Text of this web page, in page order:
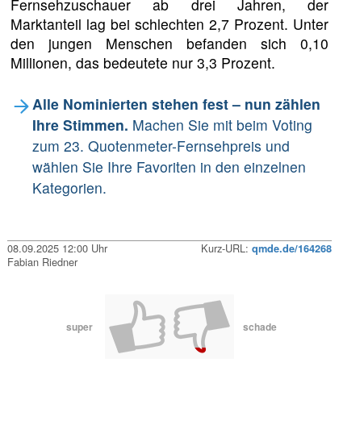
Fernsehzuschauer ab drei Jahren, der
Marktanteil lag bei schlechten 2,7 Prozent. Unter
den jungen Menschen befanden sich 0,10
Millionen, das bedeutete nur 3,3 Prozent.
Alle Nominierten stehen fest – nun zählen
Ihre Stimmen. Machen Sie mit beim Voting
zum 23. Quotenmeter-Fernsehpreis und
wählen Sie Ihre Favoriten in den einzelnen
Kategorien.
08.09.2025 12:00 Uhr Kurz-URL: qmde.de/164268
Fabian Riedner
super schade